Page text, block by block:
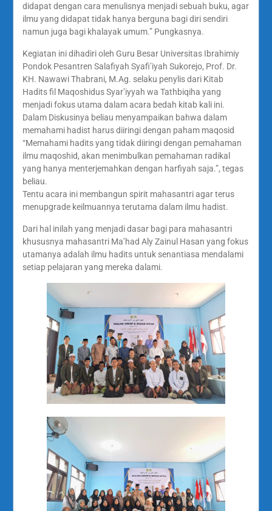
didapat dengan cara menulisnya menjadi sebuah buku, agar
ilmu yang didapat tidak hanya berguna bagi diri sendiri
namun juga bagi khalayak umum.” Pungkasnya.
Kegiatan ini dihadiri oleh Guru Besar Universitas Ibrahimiy
Pondok Pesantren Salafiyah Syafi’iyah Sukorejo, Prof. Dr.
KH. Nawawi Thabrani, M.Ag. selaku penylis dari Kitab
Hadits fil Maqoshidus Syar’iyyah wa Tathbiqiha yang
menjadi fokus utama dalam acara bedah kitab kali ini.
Dalam Diskusinya beliau menyampaikan bahwa dalam
memahami hadist harus diiringi dengan paham maqosid
“Memahami hadits yang tidak diiringi dengan pemahaman
ilmu maqoshid, akan menimbulkan pemahaman radikal
yang hanya menterjemahkan dengan harfiyah saja.”, tegas
beliau.
Tentu acara ini membangun spirit mahasantri agar terus
menupgrade keilmuannya terutama dalam ilmu hadist.
Dari hal inilah yang menjadi dasar bagi para mahasantri
khususnya mahasantri Ma’had Aly Zainul Hasan yang fokus
utamanya adalah ilmu hadits untuk senantiasa mendalami
setiap pelajaran yang mereka dalami.